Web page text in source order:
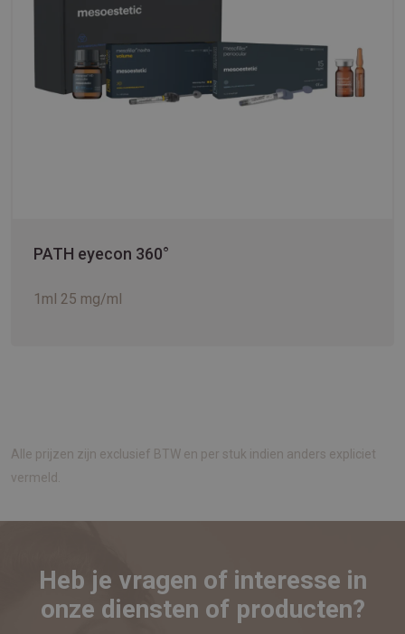
PATH eyecon 360°
1ml 25 mg/ml
Alle prijzen zijn exclusief BTW en per stuk indien anders expliciet
vermeld.
Heb je vragen of interesse in
onze diensten of producten?